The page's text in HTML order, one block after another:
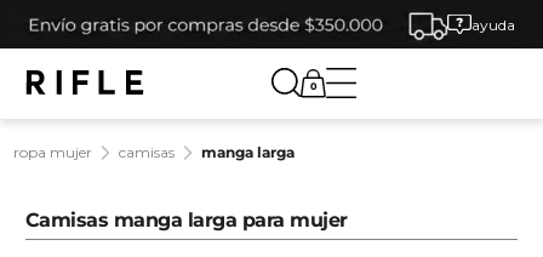
ayuda
0
ropa mujer camisas manga larga
Camisas manga larga para mujer